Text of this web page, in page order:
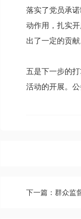
落实了党员承
动作用，扎实
出了一定的贡献
五是下一步的
活动的开展。
下一篇：群众监